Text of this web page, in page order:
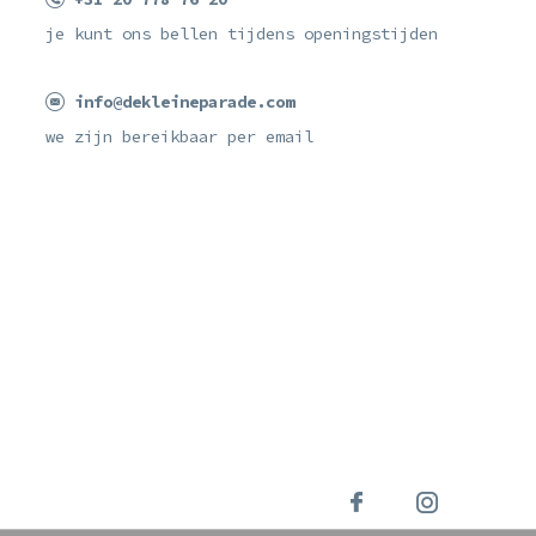
je kunt ons bellen tijdens openingstijden
info@dekleineparade.com
we zijn bereikbaar per email